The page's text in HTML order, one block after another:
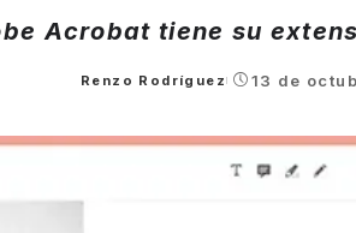
Acrobat tiene su
Posted
Renzo Rodríguez 13 de